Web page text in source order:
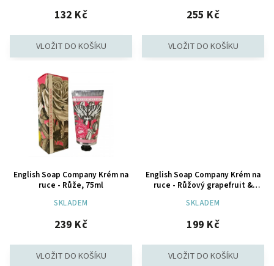
132 Kč 255 Kč
English Soap Company Krém na
ruce - Růže, 75ml
SKLADEM
239 Kč
English Soap Company Krém na
ruce - Růžový grapefruit &
SKLADEM
199 Kč